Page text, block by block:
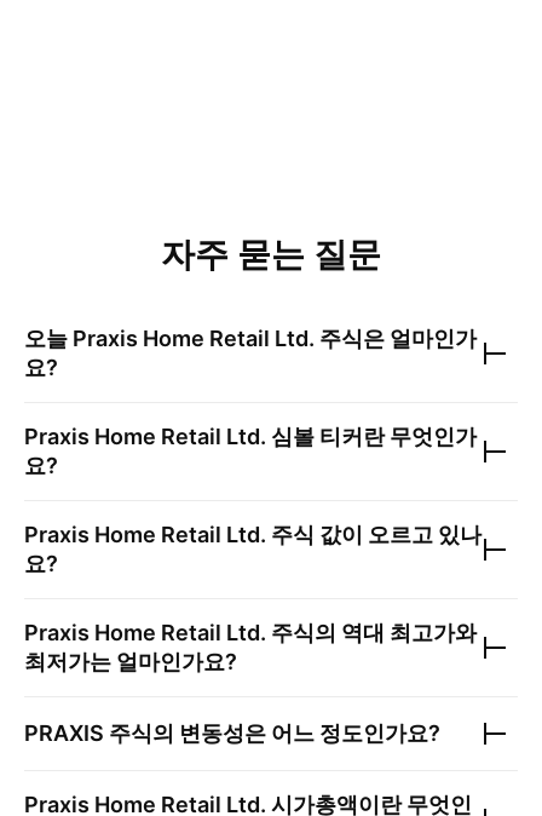
자주 묻는 질문
오늘 Praxis Home Retail Ltd. 주식은 얼마인가
요?
Praxis Home Retail Ltd. 심볼 티커란 무엇인가
요?
Praxis Home Retail Ltd. 주식 값이 오르고 있나
요?
Praxis Home Retail Ltd. 주식의 역대 최고가와
최저가는 얼마인가요?
PRAXIS 주식의 변동성은 어느 정도인가요?
Praxis Home Retail Ltd. 시가총액이란 무엇인